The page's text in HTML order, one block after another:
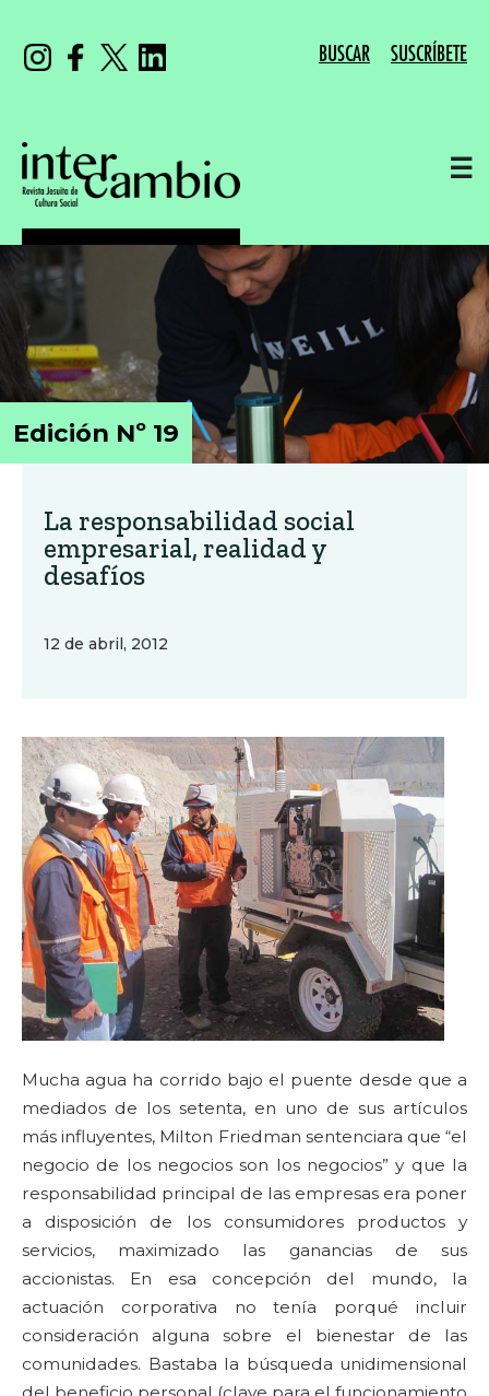
BUSCAR SUSCRÍBETE
☰
Edición Nº 19
La responsabilidad social
empresarial, realidad y
desafíos
12 de abril, 2012
Mucha agua ha corrido bajo el puente desde que a
mediados de los setenta, en uno de sus artículos
más influyentes, Milton Friedman sentenciara que “el
negocio de los negocios son los negocios” y que la
responsabilidad principal de las empresas era poner
a disposición de los consumidores productos y
servicios, maximizado las ganancias de sus
accionistas. En esa concepción del mundo, la
actuación corporativa no tenía porqué incluir
consideración alguna sobre el bienestar de las
comunidades. Bastaba la búsqueda unidimensional